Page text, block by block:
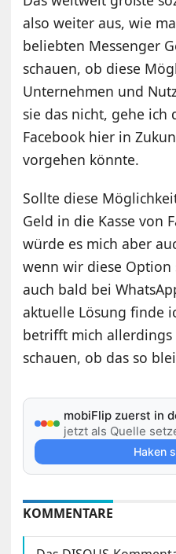
also weiter aus, wie
beliebten Messenger
schauen, ob diese
Unternehmen und
sie das nicht, gehe ich
Facebook hier in
vorgehen könnte.
Sollte diese
Geld in die Kasse von
würde es mich aber
wenn wir diese Option
auch bald bei
aktuelle Lösung finde
betrifft mich allerdings
schauen, ob das so
mobiFlip zuerst in
jetzt als Quelle
Haken
KOMMENTARE